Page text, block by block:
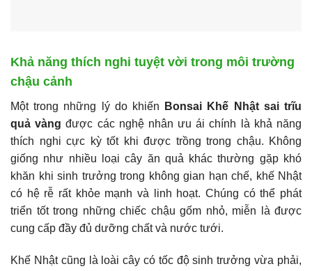
Khả năng thích nghi tuyệt vời trong môi trường
chậu cảnh
Một trong những lý do khiến
Bonsai Khế Nhật sai trĩu
quả vàng được các nghệ nhân ưu ái chính là khả năng
thích nghi cực kỳ tốt khi được trồng trong chậu. Không
giống như nhiều loại cây ăn quả khác thường gặp khó
khăn khi sinh trưởng trong không gian hạn chế, khế Nhật
có hệ rễ rất khỏe mạnh và linh hoạt. Chúng có thể phát
triển tốt trong những chiếc chậu gốm nhỏ, miễn là được
cung cấp đầy đủ dưỡng chất và nước tưới.
Khế Nhật cũng là loài cây có tốc độ sinh trưởng vừa phải,